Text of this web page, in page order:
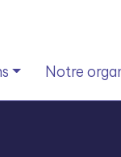
Notre